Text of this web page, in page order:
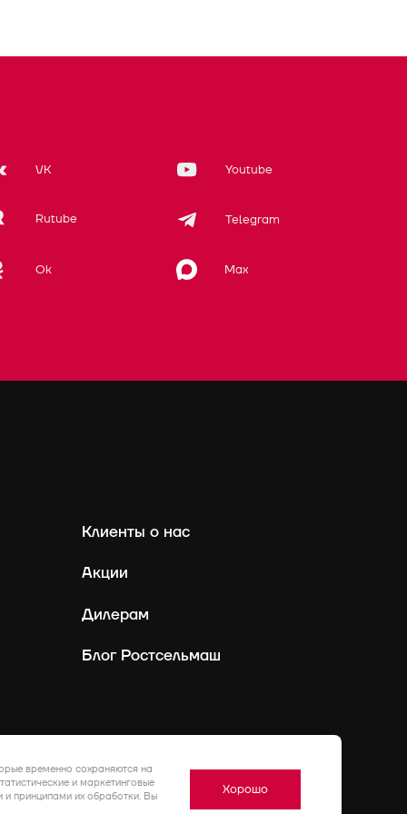
VK Youtube
Rutube Telegram
Ok Max
Клиенты о нас
Акции
Дилерам
Блог Ростсельмаш
временно сохраняются на
и маркетинговые
принципами их обработки. Вы
Хорошо